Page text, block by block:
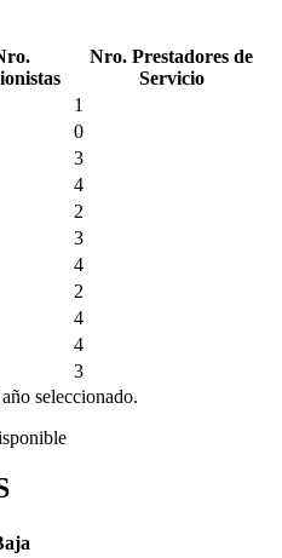
Nro. Prestadores de
Servicio
1
0
3
4
2
3
4
2
4
4
3
seleccionado.